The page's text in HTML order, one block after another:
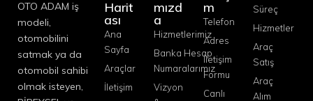
OTO ADAM iş
modeli,
otomobilini
satmak ya da
otomobil sahibi
olmak isteyen,
Harit
ası
Ana
Sayfa
Araçlar
İletişim
mızd
a
Hizmetlerimiz
Banka Hesap
Numaralarımız
Vizyon
m
Telefon
Adres
İletişim
Formu
Canlı
Süreç
Hizmetler
Araç
Satış
Araç
Alım